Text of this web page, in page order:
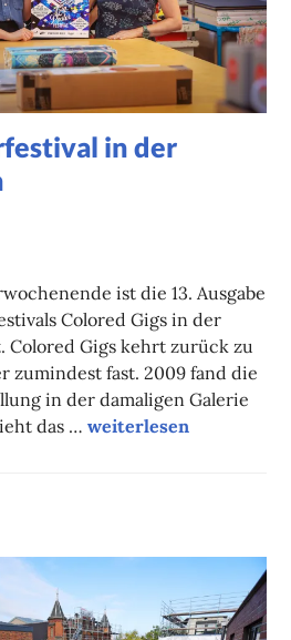
in der
ist die 13. Ausgabe
Colored Gigs in der
Colored Gigs kehrt zurück zu
zumindest fast. 2009 fand die
in der damaligen Galerie
das …Konzertposterfestival
weiterlesen